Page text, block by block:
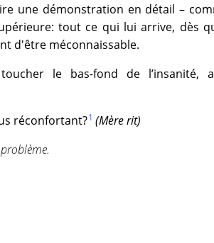
une démonstration en détail –
tout ce qui lui arrive, dès
d'être méconnaissable.
le bas-fond de l’insanité,
réconfortant?1 (Mère rit)